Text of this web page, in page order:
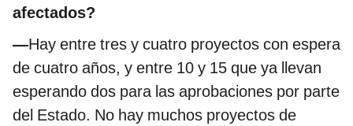
afectados?
—Hay entre tres y cuatro proyectos con espera
de cuatro años, y entre 10 y 15 que ya llevan
esperando dos para las aprobaciones por parte
del Estado. No hay muchos proyectos de